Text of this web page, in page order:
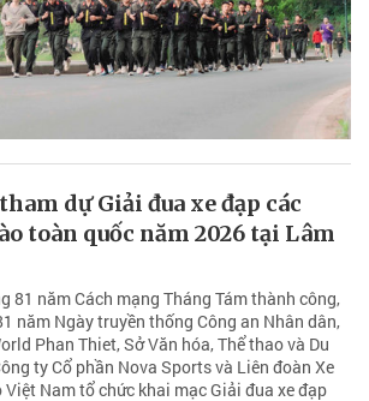
dự Giải đua xe đạp các
toàn quốc năm 2026 tại Lâm
81 năm Cách mạng Tháng Tám thành công,
năm Ngày truyền thống Công an Nhân dân,
Phan Thiet, Sở Văn hóa, Thể thao và Du
ty Cổ phần Nova Sports và Liên đoàn Xe
Việt Nam tổ chức khai mạc Giải đua xe đạp